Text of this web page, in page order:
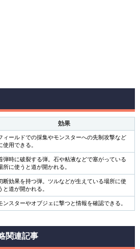
効果
ィールドでの採集やモンスターへの先制攻撃など
使用できる。
弾時に破裂する弾。石や粘液などで塞がっている
所に使うと道が開かれる。
断効果を持つ弾。ツルなどが生えている場所に使
と道が開かれる。
ンスターやオブジェに撃つと情報を確認できる。
関連記事